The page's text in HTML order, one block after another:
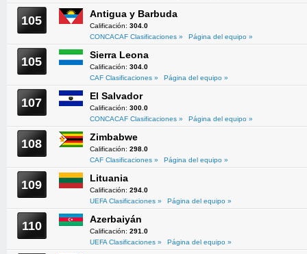
105 Antigua y Barbuda
Calificación: 304.0
CONCACAF Clasificaciones »
Página del equipo »
105 Sierra Leona
Calificación: 304.0
CAF Clasificaciones »
Página del equipo »
107 El Salvador
Calificación: 300.0
CONCACAF Clasificaciones »
Página del equipo »
108 Zimbabwe
Calificación: 298.0
CAF Clasificaciones »
Página del equipo »
109 Lituania
Calificación: 294.0
UEFA Clasificaciones »
Página del equipo »
110 Azerbaiyán
Calificación: 291.0
UEFA Clasificaciones »
Página del equipo »